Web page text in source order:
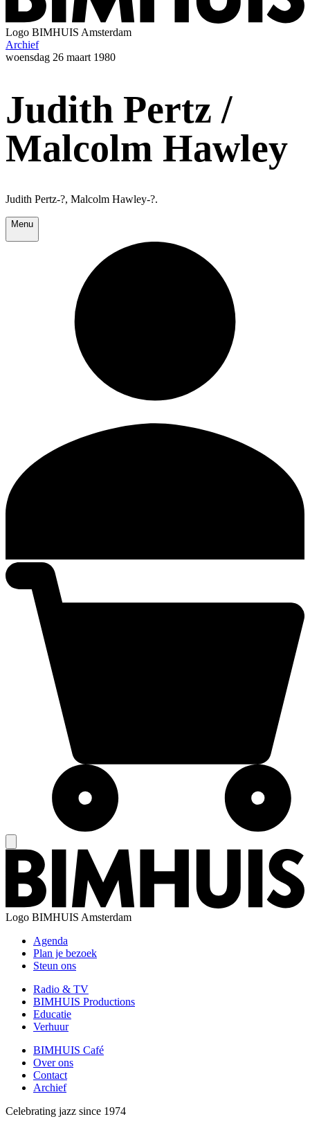
Logo BIMHUIS Amsterdam
Archief
woensdag 26 maart 1980
Judith Pertz /
Malcolm Hawley
Judith Pertz-?, Malcolm Hawley-?.
Menu
Logo BIMHUIS Amsterdam
Agenda
Plan je bezoek
Steun ons
Radio & TV
BIMHUIS Productions
Educatie
Verhuur
BIMHUIS Café
Over ons
Contact
Archief
Celebrating jazz since 1974